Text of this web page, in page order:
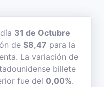
31 de Octubre
de $8,47 para la
La variación de
billete
fue del 0,00%.